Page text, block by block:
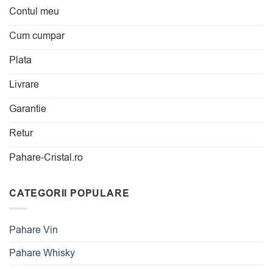
Contul meu
Cum cumpar
Plata
Livrare
Garantie
Retur
Pahare-Cristal.ro
CATEGORII POPULARE
Pahare Vin
Pahare Whisky